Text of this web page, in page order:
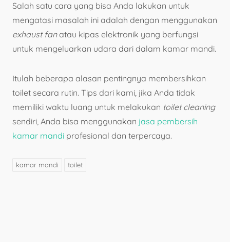
Salah satu cara yang bisa Anda lakukan untuk
mengatasi masalah ini adalah dengan menggunakan
exhaust fanatau kipas elektronik yang berfungsi
untuk mengeluarkan udara dari dalam kamar mandi.
Itulah beberapa alasan pentingnya membersihkan
toilet secara rutin. Tips dari kami, jika Anda tidak
memiliki waktu luang untuk melakukan toilet cleaning
sendiri, Anda bisa menggunakan jasa pembersih
kamar mandi profesional dan terpercaya.
kamar mandi toilet